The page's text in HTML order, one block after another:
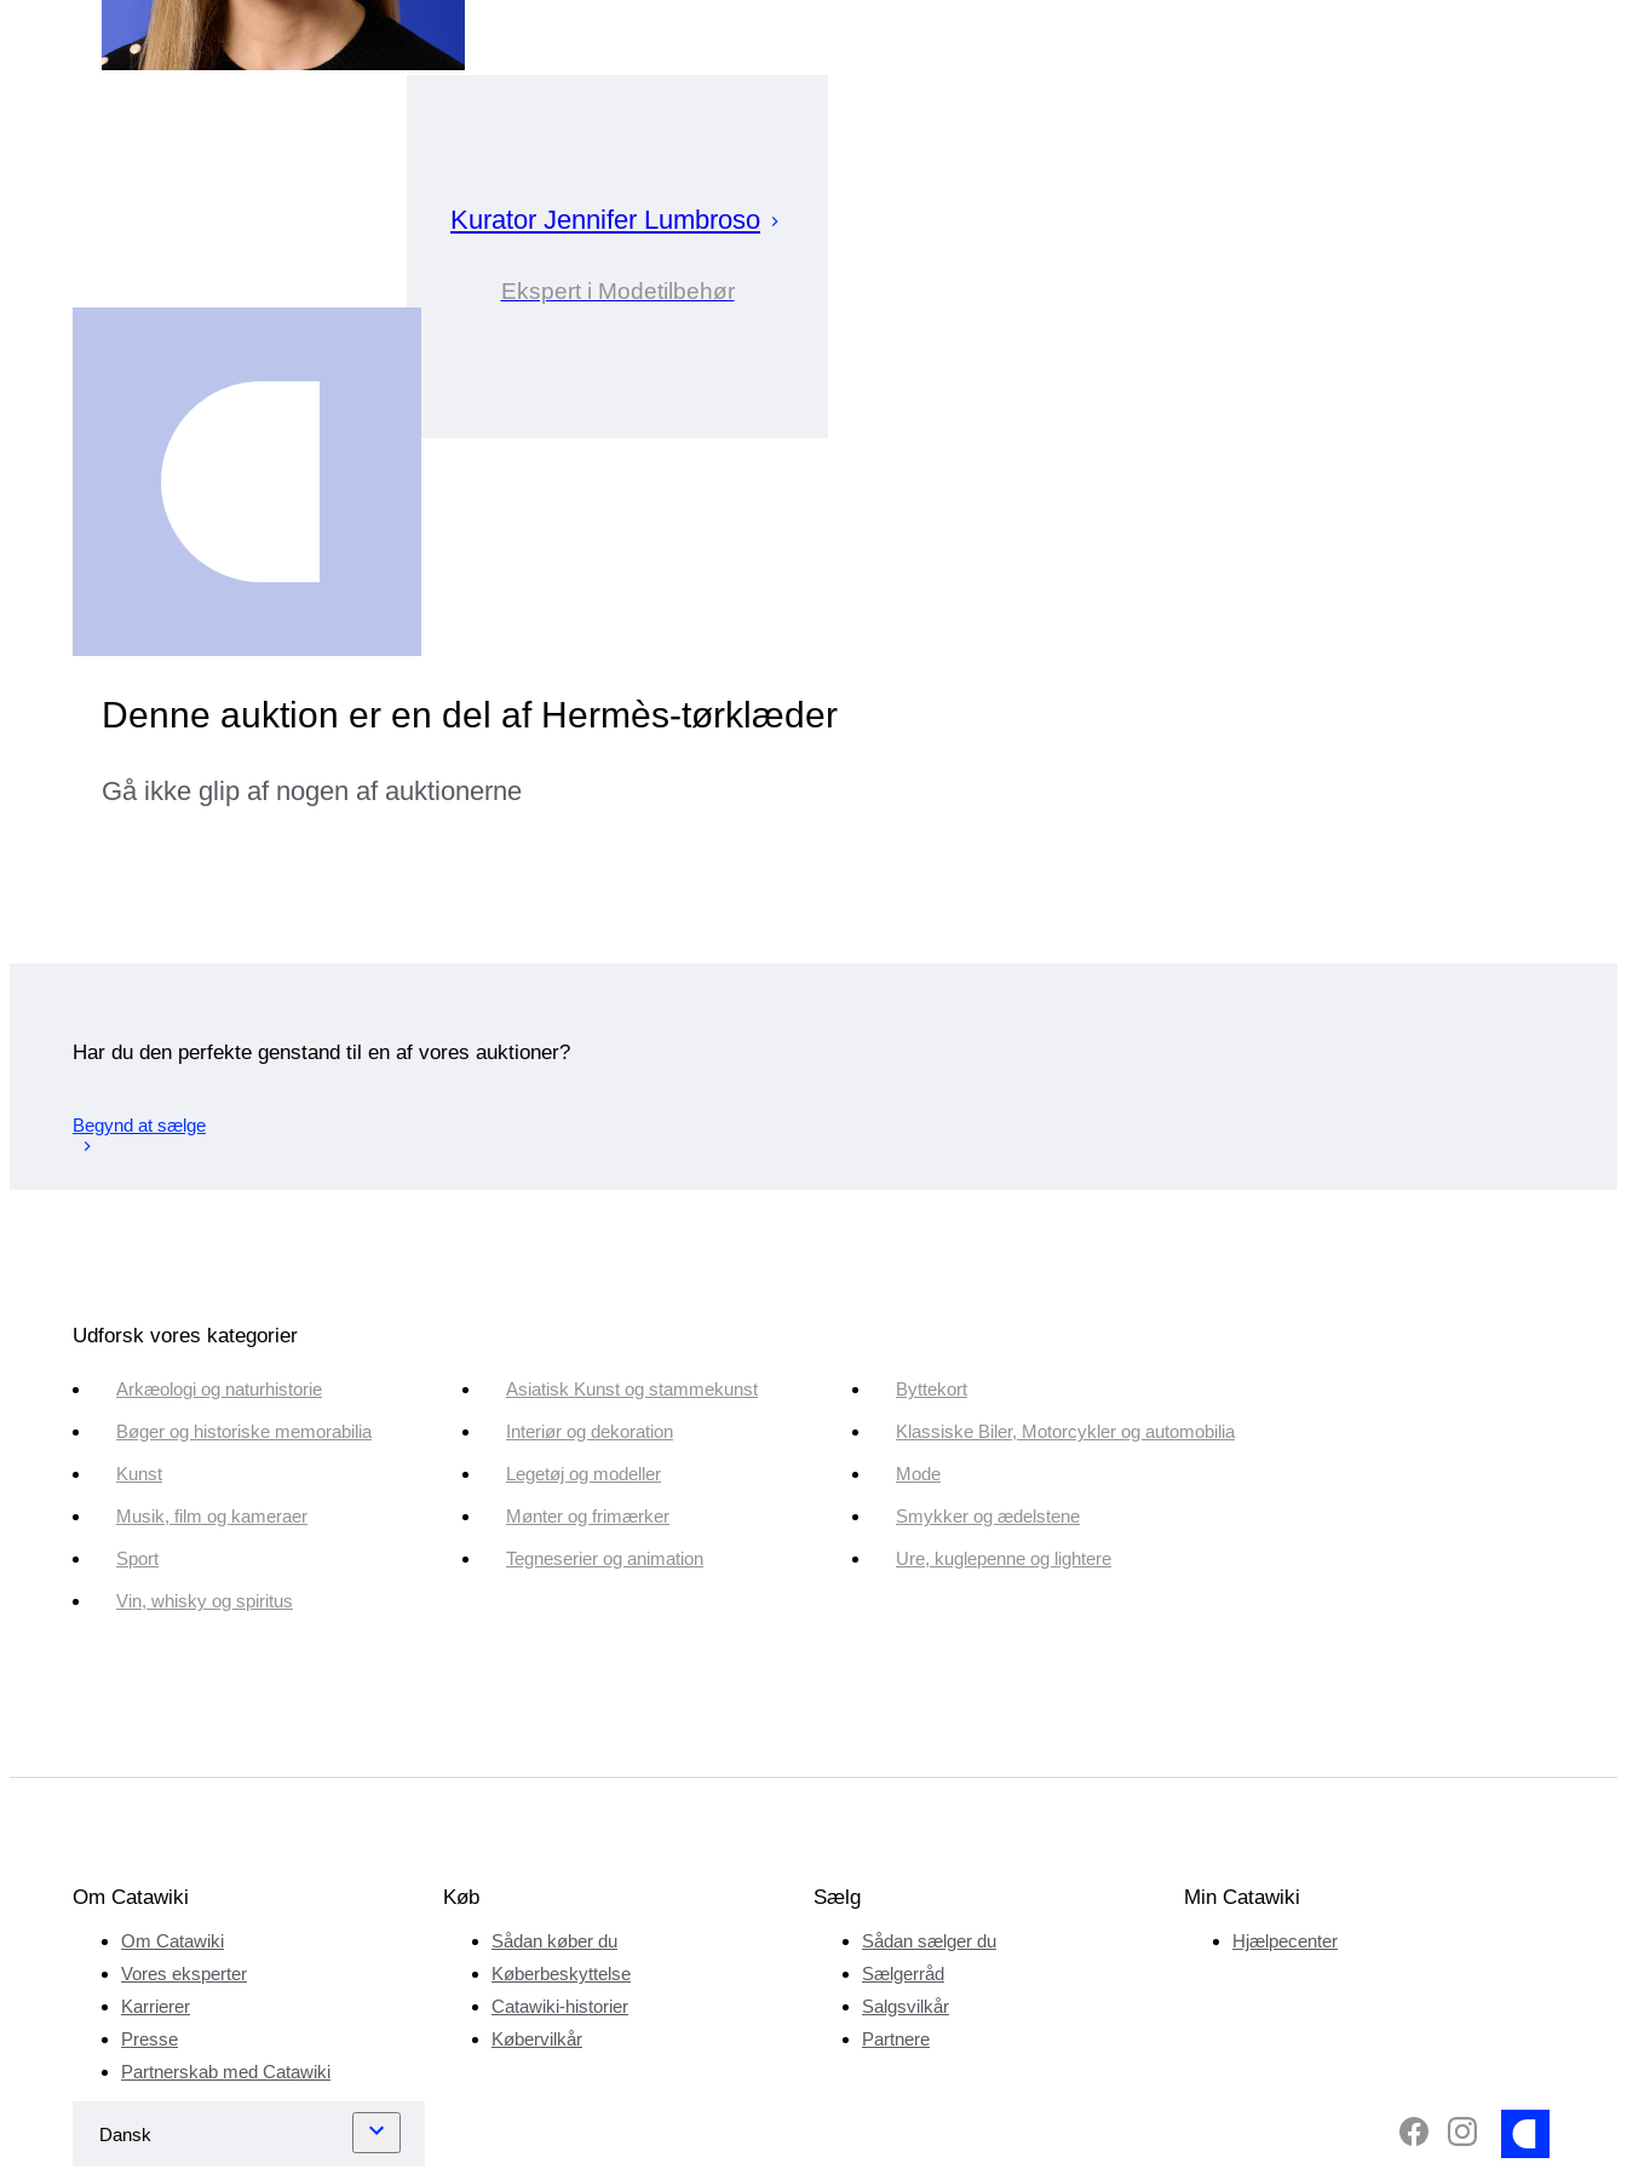
Kurator Jennifer Lumbroso
Ekspert i Modetilbehør
Denne auktion er en del af Hermès-tørklæder
Gå ikke glip af nogen af auktionerne
Har du den perfekte genstand til en af vores auktioner?
Begynd at sælge
Udforsk vores kategorier
Arkæologi og naturhistorie Asiatisk Kunst og stammekunst Byttekort
Bøger og historiske memorabilia Interiør og dekoration Klassiske Biler, Motorcykler og automobilia
Kunst Legetøj og modeller Mode
Musik, film og kameraer Mønter og frimærker Smykker og ædelstene
Sport Tegneserier og animation Ure, kuglepenne og lightere
Vin, whisky og spiritus
Om Catawiki
Om Catawiki
Vores eksperter
Karrierer
Presse
Partnerskab med Catawiki
Køb
Sådan køber du
Køberbeskyttelse
Catawiki-historier
Købervilkår
Sælg
Sådan sælger du
Sælgerråd
Salgsvilkår
Partnere
Min Catawiki
Hjælpecenter